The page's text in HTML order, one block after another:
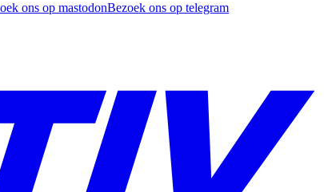
ons op mastodonBezoek ons op telegram